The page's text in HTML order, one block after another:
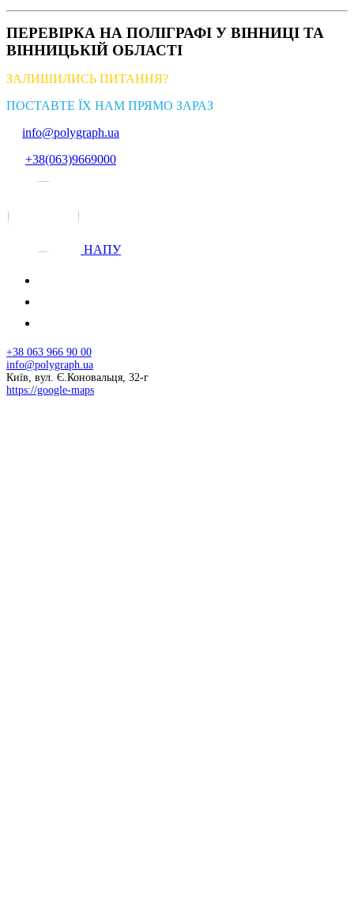
ПЕРЕВІРКА НА ПОЛІГРАФІ У ВІННИЦІ ТА
ВІННИЦЬКІЙ ОБЛАСТІ
ЗАЛИШИЛИСЬ ПИТАННЯ?
ПОСТАВТЕ ЇХ НАМ ПРЯМО ЗАРАЗ
info@polygraph.ua
+38(063)9669000
НАПУ
+38 063 966 90 00
info@polygraph.ua
Київ, вул. Є.Коновальця, 32-г
https://google-maps